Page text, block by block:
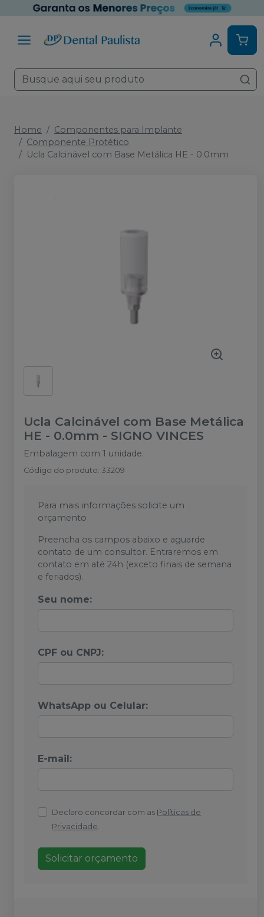
Home
Componentes para Implante
Componente Protético
Ucla Calcinável com Base Metálica HE - 0.0mm
Ucla Calcinável com Base Metálica
HE - 0.0mm - SIGNO VINCES
Embalagem com 1 unidade.
Código do produto: 33209
Para mais informações solicite um
orçamento
Preencha os campos abaixo e aguarde
contato de um consultor. Entraremos em
contato em até 24h (exceto finais de semana
e feriados).
Seu nome:
CPF ou CNPJ:
WhatsApp ou Celular:
E-mail:
Declaro concordar com as Políticas de
Privacidade.
Solicitar orçamento